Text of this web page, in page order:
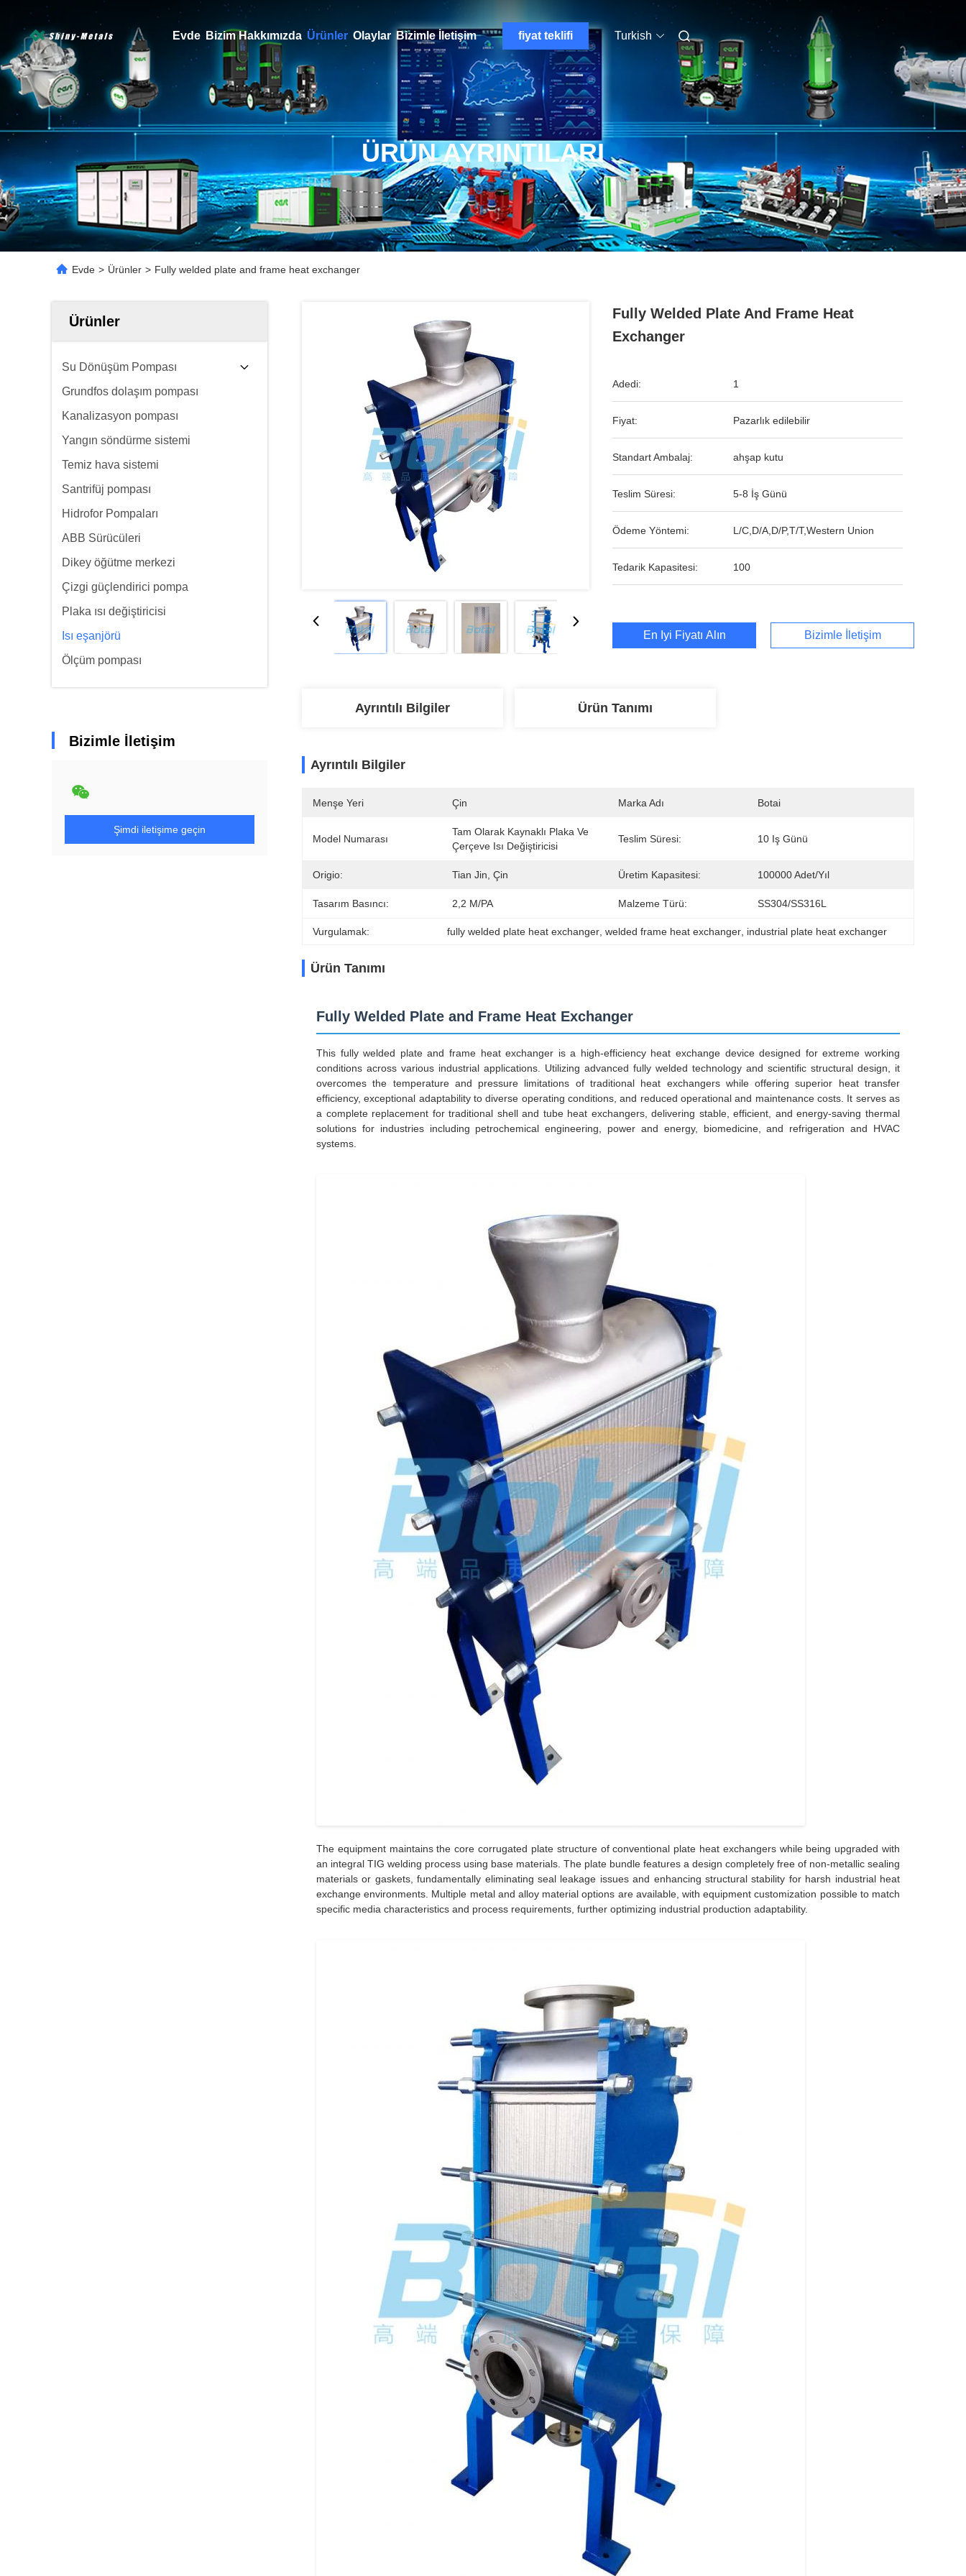
Evde Bizim Hakkımızda Ürünler Olaylar Bizimle İletişim fiyat teklifi Turkish
ÜRÜN AYRINTILARI
Evde > Ürünler > Fully welded plate and frame heat exchanger
Ürünler
Su Dönüşüm Pompası
Grundfos dolaşım pompası
Kanalizasyon pompası
Yangın söndürme sistemi
Temiz hava sistemi
Santrifüj pompası
Hidrofor Pompaları
ABB Sürücüleri
Dikey öğütme merkezi
Çizgi güçlendirici pompa
Plaka ısı değiştiricisi
Isı eşanjörü
Ölçüm pompası
Bizimle İletişim
Şimdi iletişime geçin
Fully Welded Plate And Frame Heat
Exchanger
Adedi: 1
Fiyat: Pazarlık edilebilir
Standart Ambalaj: ahşap kutu
Teslim Süresi: 5-8 İş Günü
Ödeme Yöntemi: L/C,D/A,D/P,T/T,Western Union
Tedarik Kapasitesi: 100
En İyi Fiyatı Alın Bizimle İletişim
Ayrıntılı Bilgiler Ürün Tanımı
Ayrıntılı Bilgiler
Menşe Yeri Çin Marka Adı Botai
Model Numarası
Tam Olarak Kaynaklı Plaka Ve
Çerçeve Isı Değiştiricisi
Teslim Süresi: 10 Iş Günü
Origio: Tian Jin, Çin Üretim Kapasitesi: 100000 Adet/yıl
Tasarım Basıncı: 2,2 M/PA Malzeme Türü: SS304/SS316L
Vurgulamak: fully welded plate heat exchanger , welded frame heat exchanger industrial plate heat exchanger
Ürün Tanımı
Fully Welded Plate and Frame Heat Exchanger
This fully welded plate and frame heat exchanger is a high-efficiency heat exchange device designed for extreme working
conditions across various industrial applications. Utilizing advanced fully welded technology and scientific structural design, it
overcomes the temperature and pressure limitations of traditional heat exchangers while offering superior heat transfer
efficiency, exceptional adaptability to diverse operating conditions, and reduced operational and maintenance costs. It serves as
a complete replacement for traditional shell and tube heat exchangers, delivering stable, efficient, and energy-saving thermal
solutions for industries including petrochemical engineering, power and energy, biomedicine, and refrigeration and HVAC
systems.
The equipment maintains the core corrugated plate structure of conventional plate heat exchangers while being upgraded with
an integral TIG welding process using base materials. The plate bundle features a design completely free of non-metallic sealing
materials or gaskets, fundamentally eliminating seal leakage issues and enhancing structural stability for harsh industrial heat
exchange environments. Multiple metal and alloy material options are available, with equipment customization possible to match
specific media characteristics and process requirements, further optimizing industrial production adaptability.